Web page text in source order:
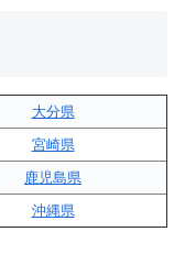
大分県
宮崎県
鹿児島県
沖縄県